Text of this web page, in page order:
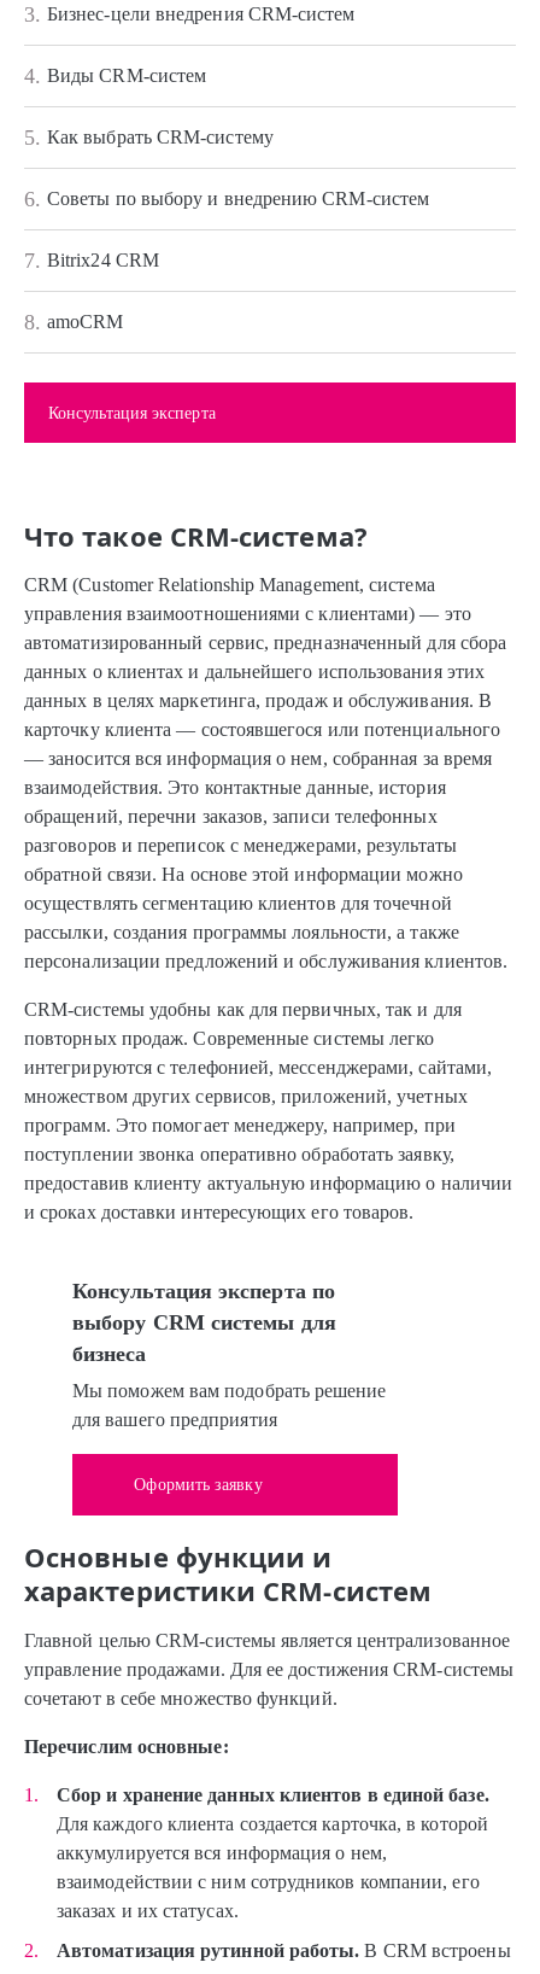
3. Бизнес-цели внедрения CRM-систем
4. Виды CRM-систем
5. Как выбрать CRM-систему
6. Советы по выбору и внедрению CRM-систем
7. Bitrix24 CRM
8. amoCRM
Консультация эксперта
Что такое CRM-система?
CRM (Customer Relationship Management, система
управления взаимоотношениями с клиентами) — это
автоматизированный сервис, предназначенный для сбора
данных о клиентах и дальнейшего использования этих
данных в целях маркетинга, продаж и обслуживания. В
карточку клиента — состоявшегося или потенциального
— заносится вся информация о нем, собранная за время
взаимодействия. Это контактные данные, история
обращений, перечни заказов, записи телефонных
разговоров и переписок с менеджерами, результаты
обратной связи. На основе этой информации можно
осуществлять сегментацию клиентов для точечной
рассылки, создания программы лояльности, а также
персонализации предложений и обслуживания клиентов.
CRM-системы удобны как для первичных, так и для
повторных продаж. Современные системы легко
интегрируются с телефонией, мессенджерами, сайтами,
множеством других сервисов, приложений, учетных
программ. Это помогает менеджеру, например, при
поступлении звонка оперативно обработать заявку,
предоставив клиенту актуальную информацию о наличии
и сроках доставки интересующих его товаров.
Консультация эксперта по
выбору CRM системы для
бизнеса
Мы поможем вам подобрать решение
для вашего предприятия
Оформить заявку
Основные функции и
характеристики CRM-систем
Главной целью CRM-системы является централизованное
управление продажами. Для ее достижения CRM-системы
сочетают в себе множество функций.
Перечислим основные:
Сбор и хранение данных клиентов в единой базе.
Для каждого клиента создается карточка, в которой
аккумулируется вся информация о нем,
взаимодействии с ним сотрудников компании, его
заказах и их статусах.
Автоматизация рутинной работы. В CRM встроены